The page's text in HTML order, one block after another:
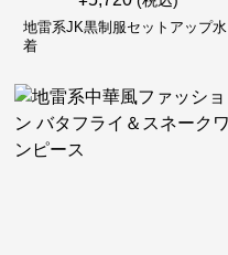
地雷系JK黒制服セットアップ水
着